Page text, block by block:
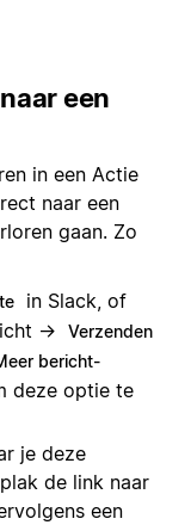
een
in een Actie
naar een
gaan. Zo
in Slack, of
→
Verzenden
bericht-
deze optie te
je deze
de link naar
een